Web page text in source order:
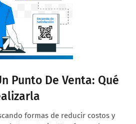
Punto De Venta: Qué
formas de reducir costos y